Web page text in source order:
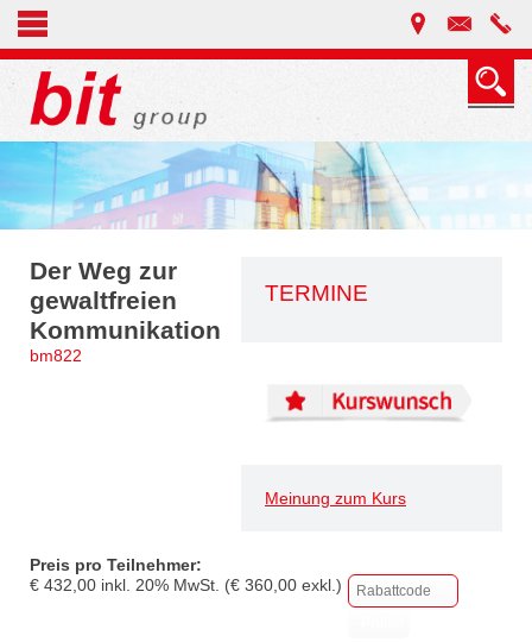
TERMINE
Meinung zum Kurs
Der Weg zur
gewaltfreien
Kommunikation
bm822
Preis pro Teilnehmer:
€ 432,00 inkl. 20% MwSt. (€ 360,00 exkl.)